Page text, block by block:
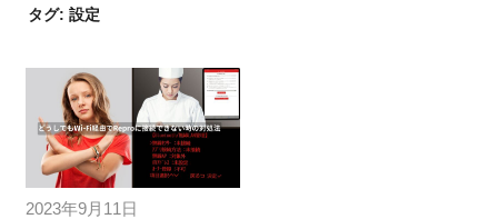
タグ: 設定
投
2023年9月11日